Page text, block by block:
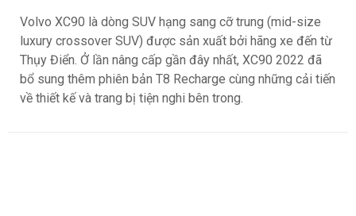
Volvo XC90 là dòng SUV hạng sang cỡ trung (mid-size
luxury crossover SUV) được sản xuất bởi hãng xe đến từ
Thụy Điển. Ở lần nâng cấp gần đây nhất, XC90 2022 đã
bổ sung thêm phiên bản T8 Recharge cùng những cải tiến
về thiết kế và trang bị tiện nghi bên trong.